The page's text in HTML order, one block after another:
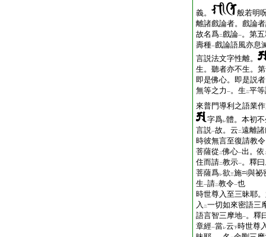
義。
般若明
離諸戲論者。戲論
故名爲二戲論一。第
壽種一戲論語風亦息
言説法文字性離。
生。聽者亦不生。
即是佛心。即是説
無等之力 一。生 二平
來普門導利之語業
字爲レ體。本初
言説一故。云 二遠離
時彼無言至復請教
菩薩從 二佛心一出。依
住而請二教示一。釋
菩薩爲レ欲三施
與祕
生一請二教令一也
時世尊入至三昧耶
入 二一切如來密語三
語言智三摩地一。釋
章經一當レ云下時世尊